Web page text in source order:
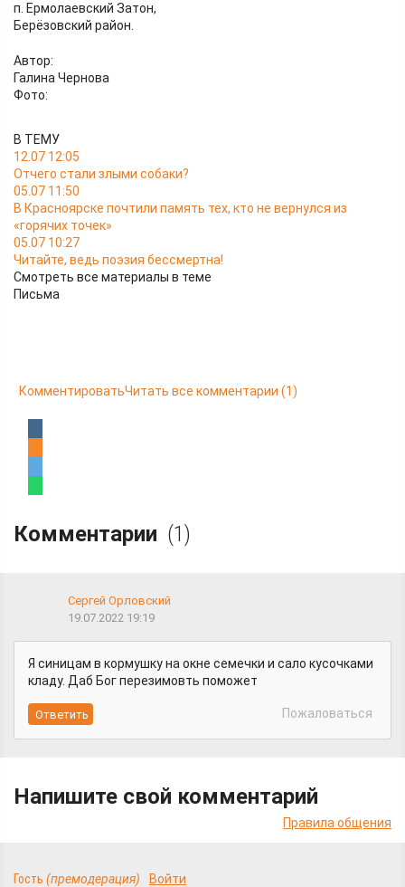
п. Ермолаевский Затон,
Берёзовский район.
Автор:
Галина Чернова
Фото:
В ТЕМУ
12.07 12:05
Отчего стали злыми собаки?
05.07 11:50
В Красноярске почтили память тех, кто не вернулся из
«горячих точек»
05.07 10:27
Читайте, ведь поэзия бессмертна!
Смотреть все материалы в теме
Письма
КомментироватьЧитать все комментарии (1)
Комментарии (1)
Сергей Орловский
19.07.2022 19:19
Я синицам в кормушку на окне семечки и сало кусочками
кладу. Даб Бог перезимовть поможет
Пожаловаться
Напишите свой комментарий
Правила общения
Гость (премодерация) Войти